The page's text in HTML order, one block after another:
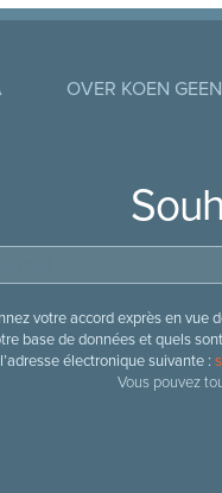
OVER KOEN
votre accord exprès en
base de données et quels
électronique suivante :
Vous pouvez